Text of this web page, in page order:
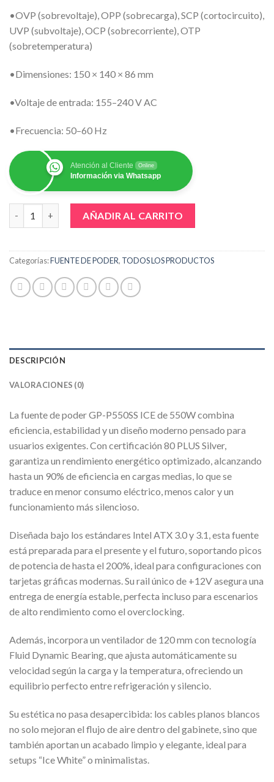
•OVP (sobrevoltaje), OPP (sobrecarga), SCP (cortocircuito),
UVP (subvoltaje), OCP (sobrecorriente), OTP
(sobretemperatura)
•Dimensiones: 150 × 140 × 86 mm
•Voltaje de entrada: 155–240 V AC
•Frecuencia: 50–60 Hz
Atención al Cliente Online
Información via Whatsapp
FUENTE DE PODER GIGABYTE P550SS ICE cantidad
AÑADIR AL CARRITO
Categorías:FUENTE DE PODER, TODOS LOS PRODUCTOS
DESCRIPCIÓN
VALORACIONES (0)
La fuente de poder GP-P550SS ICE de 550W combina
eficiencia, estabilidad y un diseño moderno pensado para
usuarios exigentes. Con certificación 80 PLUS Silver,
garantiza un rendimiento energético optimizado, alcanzando
hasta un 90% de eficiencia en cargas medias, lo que se
traduce en menor consumo eléctrico, menos calor y un
funcionamiento más silencioso.
Diseñada bajo los estándares Intel ATX 3.0 y 3.1, esta fuente
está preparada para el presente y el futuro, soportando picos
de potencia de hasta el 200%, ideal para configuraciones con
tarjetas gráficas modernas. Su rail único de +12V asegura una
entrega de energía estable, perfecta incluso para escenarios
de alto rendimiento como el overclocking.
Además, incorpora un ventilador de 120 mm con tecnología
Fluid Dynamic Bearing, que ajusta automáticamente su
velocidad según la carga y la temperatura, ofreciendo un
equilibrio perfecto entre refrigeración y silencio.
Su estética no pasa desapercibida: los cables planos blancos
no solo mejoran el flujo de aire dentro del gabinete, sino que
también aportan un acabado limpio y elegante, ideal para
setups “Ice White” o minimalistas.